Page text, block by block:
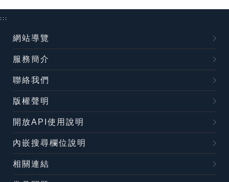
:::
網站導覽
服務簡介
聯絡我們
版權聲明
開放API使用說明
內嵌搜尋欄位說明
相關連結